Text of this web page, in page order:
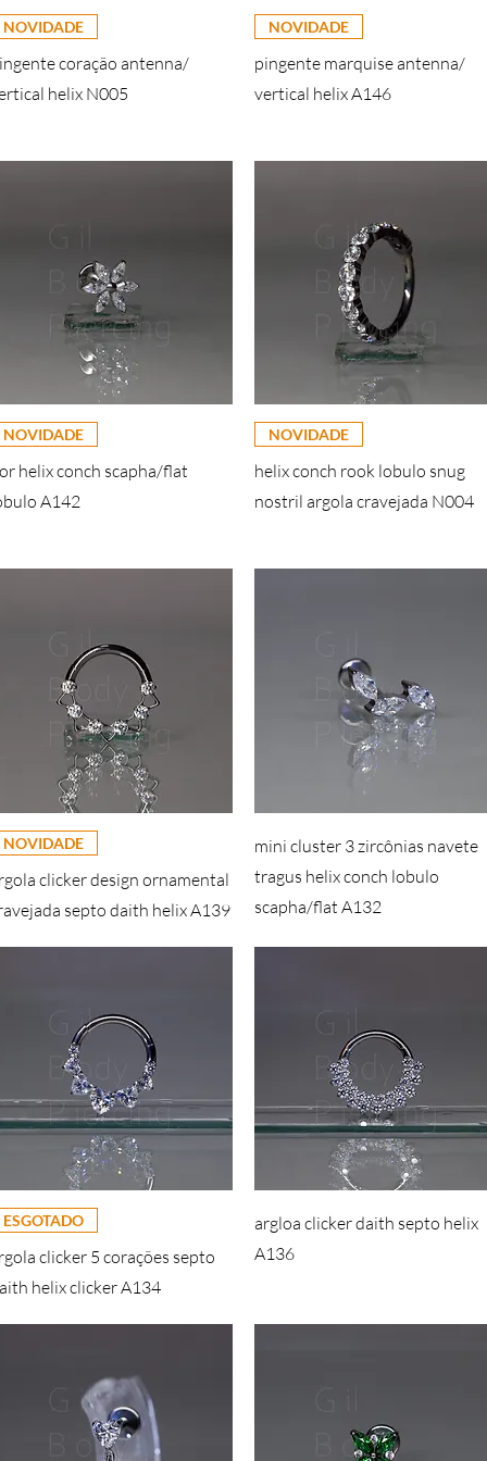
NOVIDADE
coração antenna/
helix N005
NOVIDADE
pingente marquise antenna/
vertical helix A146
NOVIDADE
helix conch scapha/flat
A142
NOVIDADE
helix conch rook lobulo snug
nostril argola cravejada N004
NOVIDADE
clicker design ornamental
septo daith helix A139
mini cluster 3 zircônias navete
tragus helix conch lobulo
scapha/flat A132
ESGOTADO
clicker 5 corações septo
helix clicker A134
argloa clicker daith septo helix
A136